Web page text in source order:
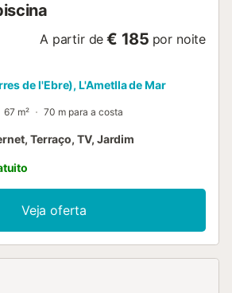
A partir de € 185 por noite
de l'Ebre), L'Ametlla de Mar
67 m² 70 m para a costa
Terraço, TV, Jardim
Veja oferta